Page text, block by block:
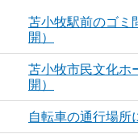
苫小牧駅前のゴミ
開）
苫小牧市民文化ホ
開）
自転車の通行場所